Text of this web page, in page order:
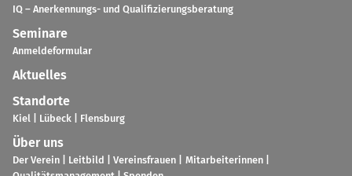
IQ – Aner­ken­nungs- und Qua­li­fi­zie­rungs­be­ra­tung
Semi­nare
Anmel­de­for­mu­lar
Aktu­el­les
Stand­orte
Kiel Lübeck Flens­burg
Über uns
Der Verein Leit­bild Ver­eins­frauen
Mit­ar­bei­te­rin­nen